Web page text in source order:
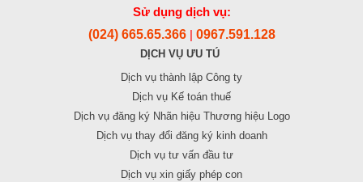
Sử dụng dịch vụ:
(024) 665.65.366 0967.591.128
DỊCH VỤ ƯU TÚ
Dịch vụ thành lập Công ty
Dịch vụ Kế toán thuế
Dịch vụ đăng ký Nhãn hiệu Thương hiệu Logo
Dịch vụ thay đổi đăng ký kinh doanh
Dịch vụ tư vấn đầu tư
Dịch vụ xin giấy phép con